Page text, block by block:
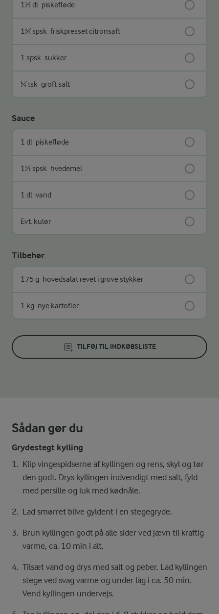
1½ dl piskefløde
1¼ spsk friskpresset citronsaft
1 spsk sukker
¼ tsk groft salt
Sauce
1 dl piskefløde
1½ spsk hvedemel
1 dl vand
Evt. kulør
Tilbehør
175 g hovedsalat revet i grove stykker
1 kg nye kartofler
TILFØJ TIL INDKØBSLISTE
Sådan gør du
Grydestegt kylling
Klip vingespidserne af kyllingen og rens, skyl og tør
den godt. Drys kyllingen indvendigt med salt, fyld
med persille og luk med kødnåle.
Lad smørret blive gyldent i en stegegryde.
Brun kyllingen godt på alle sider ved jævn til kraftig
varme, ca. 10 min i alt.
Tilsæt vand og drys med salt og peber. Lad kyllingen
stege ved svag varme og under låg i ca. 50 min.
Vend kyllingen undervejs.